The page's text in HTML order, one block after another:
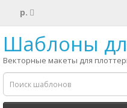
р.
Шаблоны
Векторные макеты для